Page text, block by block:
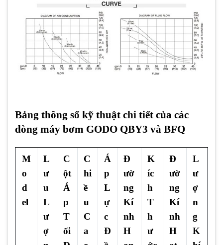
Bảng thông số kỹ thuật chi tiết của các
dòng máy bơm GODO QBY3 và BFQ
M
o
d
el
L
ư
u
L
ư
ợ
C
ột
Á
p
T
ối
C
hi
ề
u
C
a
Á
p
L
ự
c
Đ
Đ
ườ
ng
Kí
nh
H
K
íc
h
T
h
ư
Đ
ườ
ng
Kí
nh
H
L
ư
ợ
n
g
K